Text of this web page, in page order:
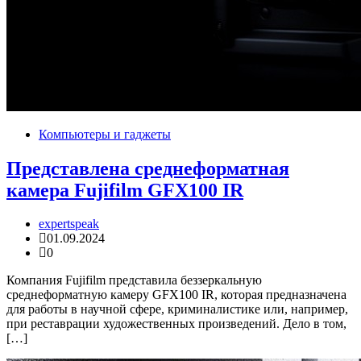
Компьютеры и гаджеты
Представлена среднеформатная
камера Fujifilm GFX100 IR
expertspeak
01.09.2024
0
Компания Fujifilm представила беззеркальную
среднеформатную камеру GFX100 IR, которая предназначена
для работы в научной сфере, криминалистике или, например,
при реставрации художественных произведений. Дело в том,
[…]